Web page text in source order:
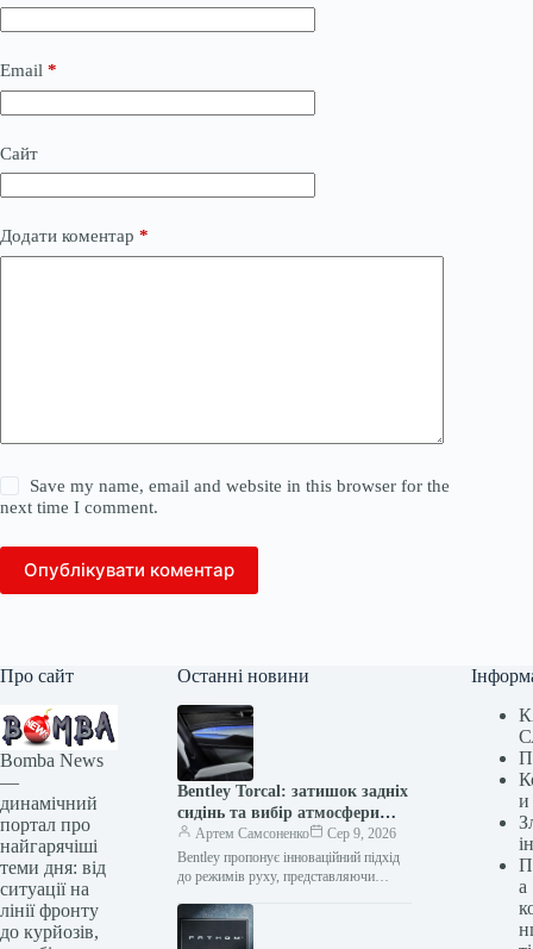
Email *
Сайт
Додати коментар *
Save my name, email and website in this browser for the
next time I comment.
Опублікувати коментар
Про сайт
Bomba News
—
динамічний
портал про
найгарячіші
теми дня: від
ситуації на
лінії фронту
до курйозів,
Останні новини
Bentley Torcal: затишок задніх
сидінь та вибір атмосфери
салону
Артем Самсоненко
Сер 9, 2026
Bentley пропонує інноваційний підхід
до режимів руху, представляючи
Engine — системою, що регулює
«атмосферу всього…
и
а